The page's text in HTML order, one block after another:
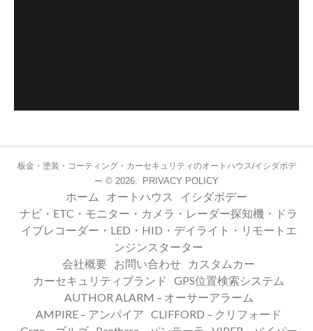
板金・塗装・コーティング・カーセキュリティのオートハウス/イシダボデ
ー © 2026. PRIVACY POLICY
ホーム オートハウス
イシダボデー
ナビ・ETC・モニター・カメラ・レーダー探知機・ドラ
イブレコーダー・LED・HID・デイライト・リモートエ
ンジンスターター
会社概要 お問い合わせ
カスタムカー
カーセキュリティブランド
GPS位置検索システム
AUTHOR ALARM – オーサーアラーム
AMPIRE – アンパイア CLIFFORD – クリフォード